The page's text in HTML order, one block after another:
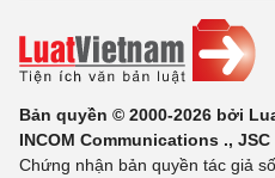
Bản quyền © 2000-2026 bởi
INCOM Communications ., JSC
Chứng nhận bản quyền tác giả